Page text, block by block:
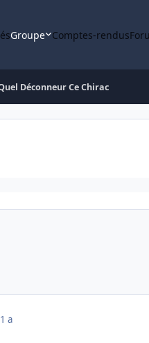
Groupe Comptes-rendus
Déconneur Ce Chirac
a